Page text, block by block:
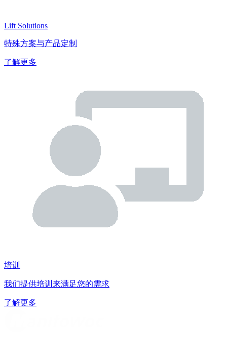
Lift Solutions
特殊方案与产品定制
了解更多
培训
我们提供培训来满足您的需求
了解更多